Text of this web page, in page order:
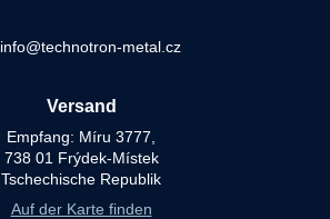
info@technotron-metal.cz
Versand
Empfang: Míru 3777,
738 01 Frýdek-Místek
Tschechische Republik
Auf der Karte finden